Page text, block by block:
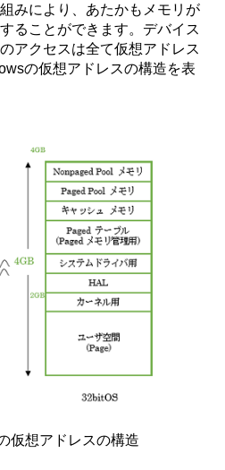
みにより、あたかもメモリが
ることができます。デバイス
アクセスは全て仮想アドレス
の仮想アドレスの構造を表
仮想アドレスの構造